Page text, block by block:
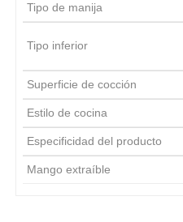
Tipo de manija
Tipo inferior
Superficie de cocción
Estilo de cocina
Especificidad del producto
Mango extraíble